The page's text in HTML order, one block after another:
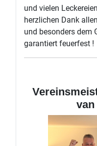
und vielen
herzlichen Dank
und besonders dem
garantiert feuerfest !
van